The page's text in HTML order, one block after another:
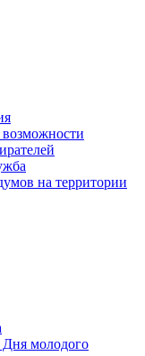
на территории
молодого